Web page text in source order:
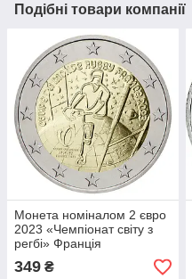
Подібні товари компанії
Монета номіналом 2 євро
2023 «Чемпіонат світу з
регбі» Франція
349 ₴